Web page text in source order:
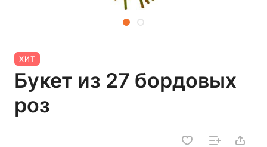
ХИТ
Букет из 27 бордовых
роз